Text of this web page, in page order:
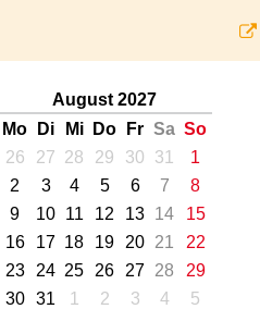
August 2027
Mo
Di Mi Do Fr Sa So
26
27 28 29 30 31
1
2
3 4 5 6 7
8
9
10 11 12 13 14
15
16
17 18 19 20 21
22
23
24 25 26 27 28
29
30
31 1 2 3 4 5